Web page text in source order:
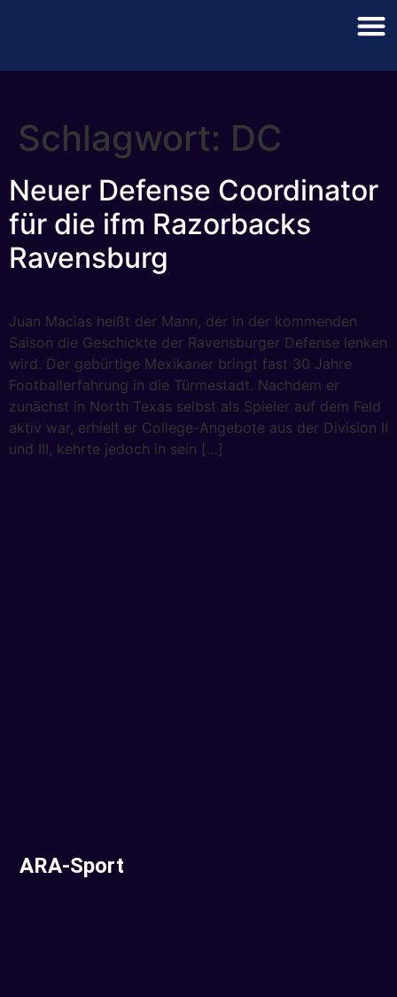
Schlagwort: DC
Neuer Defense Coordinator
für die ifm Razorbacks
Ravensburg
Juan Macias heißt der Mann, der in der kommenden
Saison die Geschickte der Ravensburger Defense lenken
wird. Der gebürtige Mexikaner bringt fast 30 Jahre
Footballerfahrung in die Türmestadt. Nachdem er
zunächst in North Texas selbst als Spieler auf dem Feld
aktiv war, erhielt er College-Angebote aus der Division II
und III, kehrte jedoch in sein […]
ARA-Sport